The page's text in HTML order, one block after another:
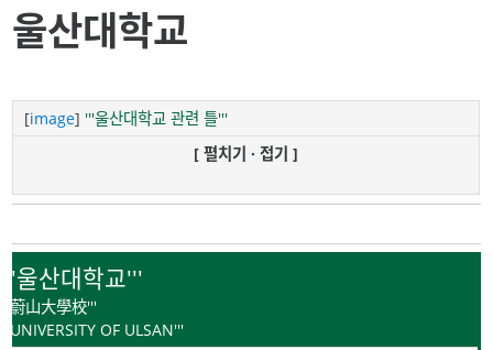
울산대학교
[image] '''울산대학교 관련 틀'''
[ 펼치기 · 접기 ]
'''울산대학교'''
'''蔚山大學校'''
'''UNIVERSITY OF ULSAN'''